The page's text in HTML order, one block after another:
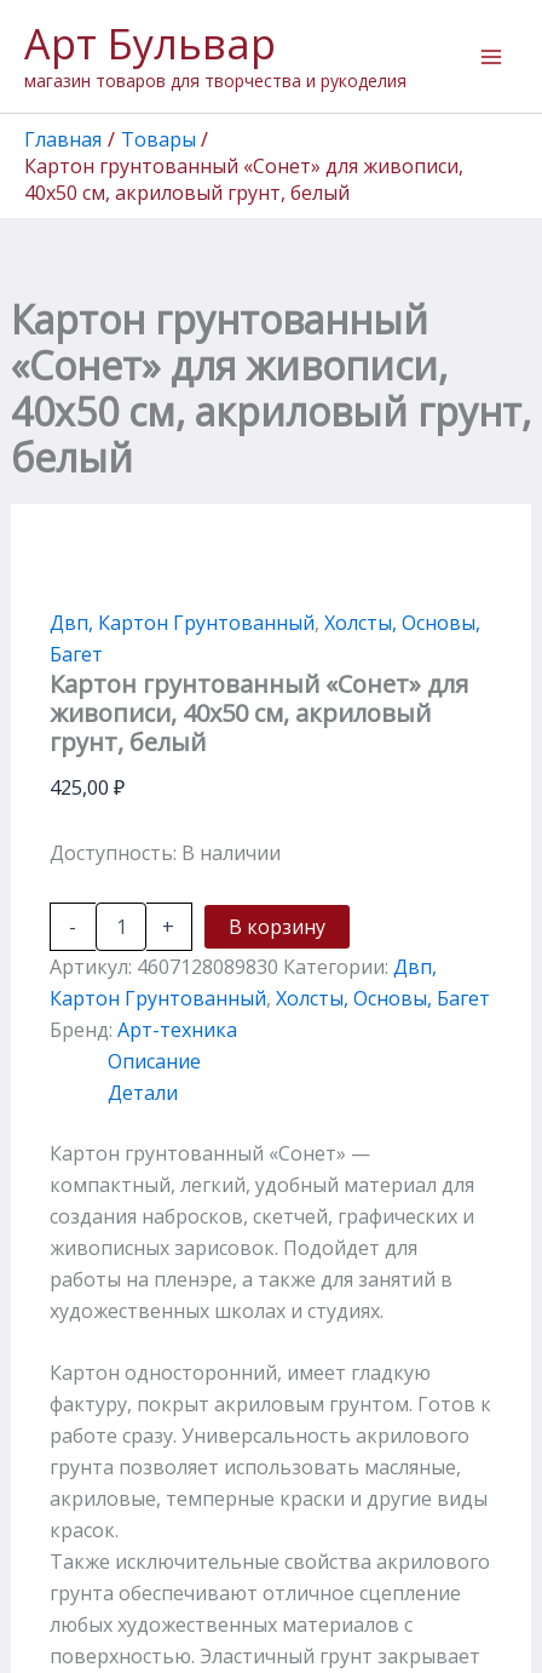
содержимому
Арт Бульвар
магазин товаров для творчества и рукоделия
Главная
Товары
Картон грунтованный «Сонет» для живописи,
40х50 см, акриловый грунт, белый
Картон грунтованный
«Сонет» для живописи,
40х50 см, акриловый грунт,
белый
Двп, Картон Грунтованный, Холсты, Основы,
Багет
Картон грунтованный «Сонет» для
живописи, 40х50 см, акриловый
грунт, белый
425,00 ₽
Доступность: В наличии
-
товара
Картон
грунтованный
"Сонет"
для
40х50
см,
+
В корзину
Артикул: 4607128089830 Категории: Двп,
Картон Грунтованный, Холсты, Основы, Багет
Бренд: Арт-техника
Описание
Детали
Картон грунтованный «Сонет» —
компактный, легкий, удобный материал для
создания набросков, скетчей, графических и
живописных зарисовок. Подойдет для
работы на пленэре, а также для занятий в
художественных школах и студиях.
Картон односторонний, имеет гладкую
фактуру, покрыт акриловым грунтом. Готов к
работе сразу. Универсальность акрилового
грунта позволяет использовать масляные,
акриловые, темперные краски и другие виды
красок.
Также исключительные свойства акрилового
грунта обеспечивают отличное сцепление
любых художественных материалов с
поверхностью. Эластичный грунт закрывает